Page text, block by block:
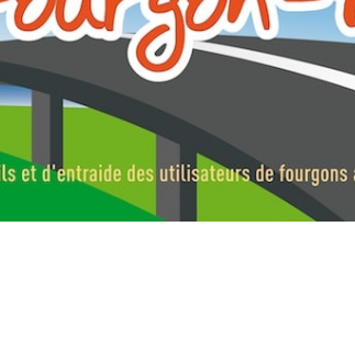
et de camping-car. Partagez votre expérience.